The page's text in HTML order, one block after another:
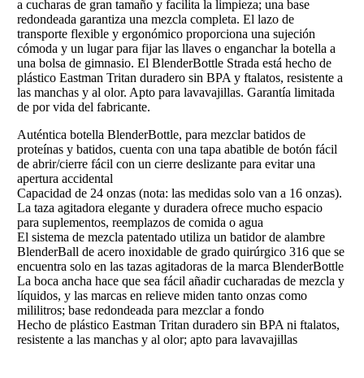
a cucharas de gran tamaño y facilita la limpieza; una base
redondeada garantiza una mezcla completa. El lazo de
transporte flexible y ergonómico proporciona una sujeción
cómoda y un lugar para fijar las llaves o enganchar la botella a
una bolsa de gimnasio. El BlenderBottle Strada está hecho de
plástico Eastman Tritan duradero sin BPA y ftalatos, resistente a
las manchas y al olor. Apto para lavavajillas. Garantía limitada
de por vida del fabricante.
Auténtica botella BlenderBottle, para mezclar batidos de
proteínas y batidos, cuenta con una tapa abatible de botón fácil
de abrir/cierre fácil con un cierre deslizante para evitar una
apertura accidental
Capacidad de 24 onzas (nota: las medidas solo van a 16 onzas).
La taza agitadora elegante y duradera ofrece mucho espacio
para suplementos, reemplazos de comida o agua
El sistema de mezcla patentado utiliza un batidor de alambre
BlenderBall de acero inoxidable de grado quirúrgico 316 que se
encuentra solo en las tazas agitadoras de la marca BlenderBottle
La boca ancha hace que sea fácil añadir cucharadas de mezcla y
líquidos, y las marcas en relieve miden tanto onzas como
mililitros; base redondeada para mezclar a fondo
Hecho de plástico Eastman Tritan duradero sin BPA ni ftalatos,
resistente a las manchas y al olor; apto para lavavajillas